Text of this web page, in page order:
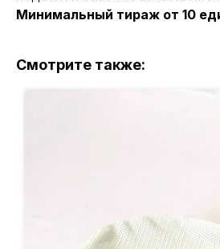
Минимальный тираж от 10
Смотрите также: